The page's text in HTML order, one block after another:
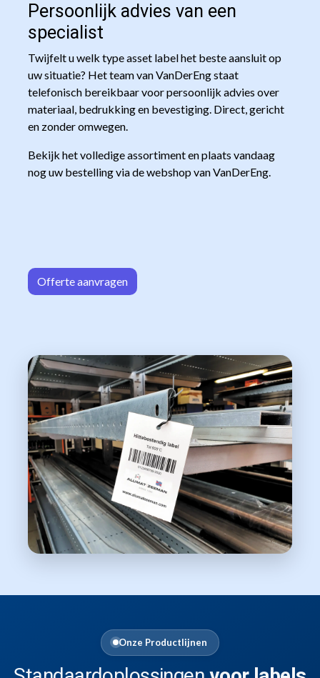
Persoonlijk advies van een
specialist
Twijfelt u welk type asset label het beste aansluit op
uw situatie? Het team van VanDerEng staat
telefonisch bereikbaar voor persoonlijk advies over
materiaal, bedrukking en bevestiging. Direct, gericht
en zonder omwegen.
Bekijk het volledige assortiment en plaats vandaag
nog uw bestelling via de webshop van VanDerEng.
Offerte aan​​vrag​​en
Onze Productlijnen